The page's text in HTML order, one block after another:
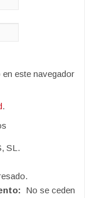
este navegador
.
SL.
No se ceden